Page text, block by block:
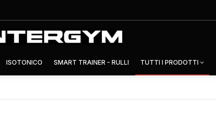
ISOTONICO SMART TRAINER - RULLI TUTTI I PRODOTTI